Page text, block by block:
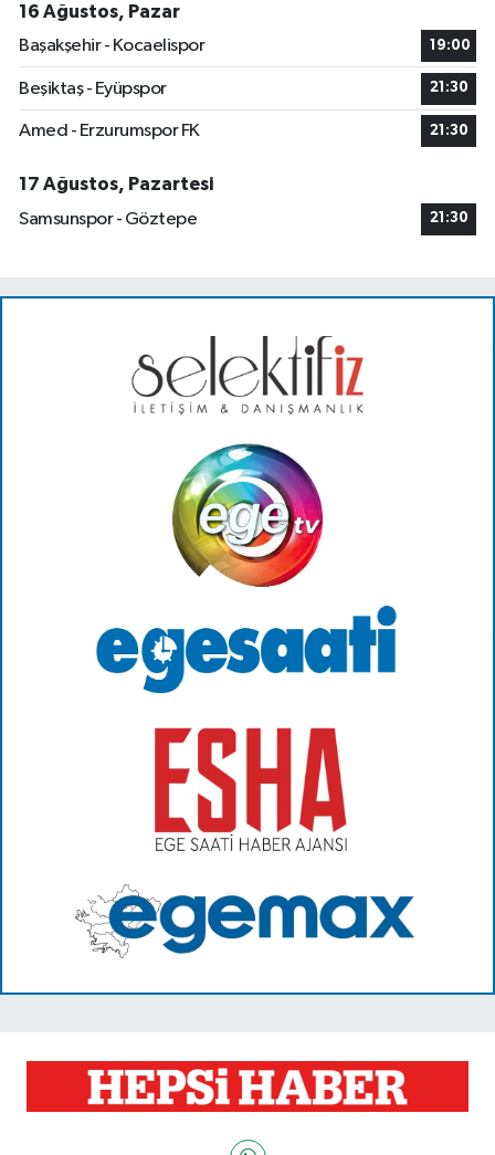
16 Ağustos, Pazar
Başakşehir - Kocaelispor
19:00
Beşiktaş - Eyüpspor 21:30
Amed - Erzurumspor FK 21:30
17 Ağustos, Pazartesi
Samsunspor - Göztepe
21:30